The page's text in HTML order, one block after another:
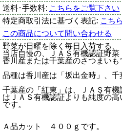
送料･手数料: こちらをご覧下さい
特定商取引法に基づく表記: こち
この商品について問い合わせる
野菜が日曜を除く毎日入荷する、
当店自慢の、ＪＡＳ有機認証野菜
香川産または千葉産のさつまいも
品種は香川産は「坂出金時」、千
千葉産の「紅東」は、ＪＡＳ有
はＪＡＳ有機認証よりも純度の
です。
Ａ品カット ４００ｇです。